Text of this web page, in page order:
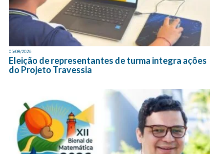
05/08/2026
Eleição de representantes de turma integra ações
do Projeto Travessia